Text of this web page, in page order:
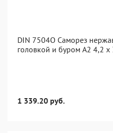
DIN 7504O Саморез
головкой и буром А2 4,2 x
1 339.20 руб.